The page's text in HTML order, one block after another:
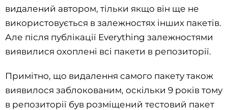
видалений автором, тільки якщо він ще не
використовується в залежностях інших пакетів.
Але після публікації Everything залежностями
виявилися охоплені всі пакети в репозиторії.
Примітно, що видалення самого пакету також
виявилося заблокованим, оскільки 9 років тому
в репозиторії був розміщений тестовий пакет